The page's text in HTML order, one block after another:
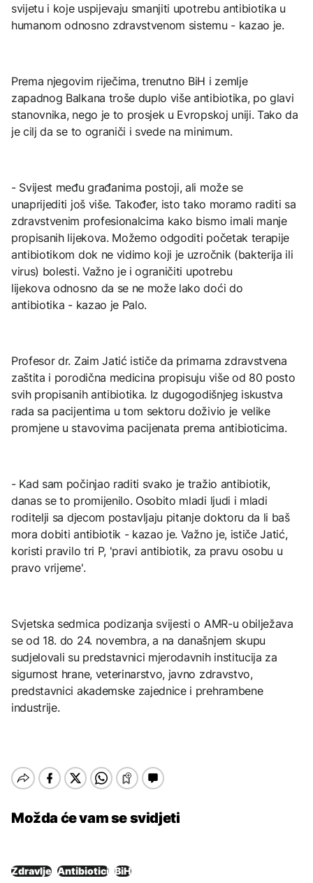
svijetu i koje uspijevaju smanjiti upotrebu antibiotika u
humanom odnosno zdravstvenom sistemu - kazao je.
Prema njegovim riječima, trenutno BiH i zemlje
zapadnog Balkana troše duplo više antibiotika, po glavi
stanovnika, nego je to prosjek u Evropskoj uniji. Tako da
je cilj da se to ograniči i svede na minimum.
- Svijest među građanima postoji, ali može se
unaprijediti još više. Također, isto tako moramo raditi sa
zdravstvenim profesionalcima kako bismo imali manje
propisanih lijekova. Možemo odgoditi početak terapije
antibiotikom dok ne vidimo koji je uzročnik (bakterija ili
virus) bolesti. Važno je i ograničiti upotrebu
lijekova odnosno da se ne može lako doći do
antibiotika - kazao je Palo.
Profesor dr. Zaim Jatić ističe da primarna zdravstvena
zaštita i porodična medicina propisuju više od 80 posto
svih propisanih antibiotika. Iz dugogodišnjeg iskustva
rada sa pacijentima u tom sektoru doživio je velike
promjene u stavovima pacijenata prema antibioticima.
- Kad sam počinjao raditi svako je tražio antibiotik,
danas se to promijenilo. Osobito mladi ljudi i mladi
roditelji sa djecom postavljaju pitanje doktoru da li baš
mora dobiti antibiotik - kazao je. Važno je, ističe Jatić,
koristi pravilo tri P, 'pravi antibiotik, za pravu osobu u
pravo vrijeme'.
Svjetska sedmica podizanja svijesti o AMR-u obilježava
se od 18. do 24. novembra, a na današnjem skupu
sudjelovali su predstavnici mjerodavnih institucija za
sigurnost hrane, veterinarstvo, javno zdravstvo,
predstavnici akademske zajednice i prehrambene
industrije.
Možda će vam se svidjeti
Zdravlje Antibiotici BiH